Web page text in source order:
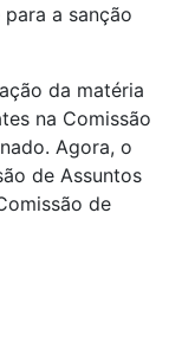
a sanção
da matéria
na Comissão
Agora, o
de Assuntos
de